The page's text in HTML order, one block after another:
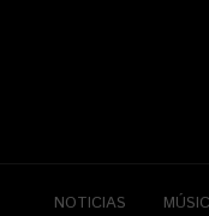
NOTICIAS